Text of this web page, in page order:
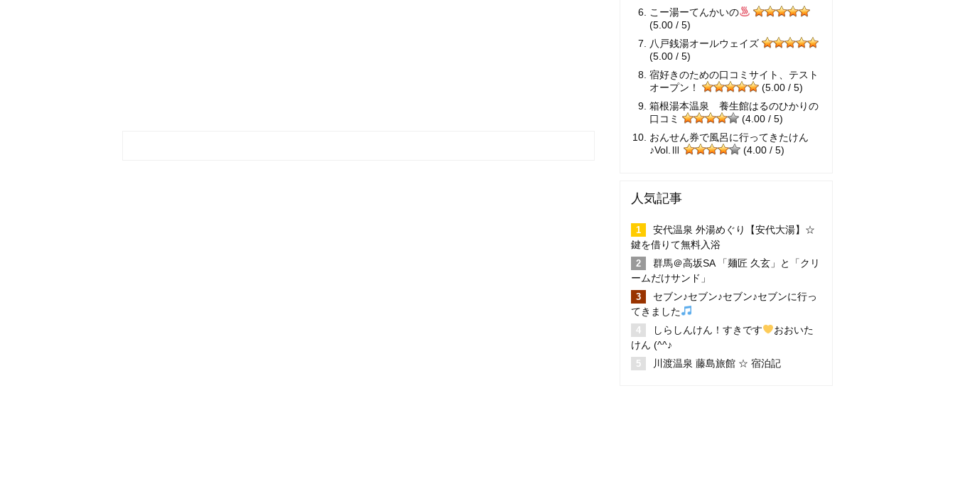
こー湯ーてんかいの
(5.00 / 5)
八戸銭湯オールウェイズ
(5.00 / 5)
宿好きのための口コミサイト、テスト
オープン！
(5.00 / 5)
箱根湯本温泉 養生館はるのひかりの
口コミ
(4.00 / 5)
おんせん券で風呂に行ってきたけん
♪Vol.Ⅲ
(4.00 / 5)
人気記事
安代温泉 外湯めぐり【安代大湯】☆
鍵を借りて無料入浴
群馬＠高坂SA 「麺匠 久玄」と「クリ
ームだけサンド」
セブン♪セブン♪セブン♪セブンに行っ
てきました
しらしんけん！すきです
おおいた
けん (^^♪
川渡温泉 藤島旅館 ☆ 宿泊記